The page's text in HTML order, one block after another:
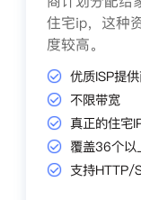
住宅ip，这种
度较高。
优质ISP提
不限带宽
真正的住宅
覆盖36个以
支持HTTP/